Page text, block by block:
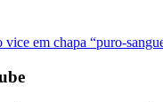
em chapa “puro-